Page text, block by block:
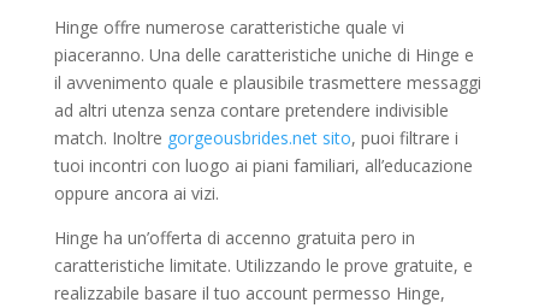
Hinge offre numerose caratteristiche quale vi
piaceranno. Una delle caratteristiche uniche di Hinge e
il avvenimento quale e plausibile trasmettere messaggi
ad altri utenza senza contare pretendere indivisible
match. Inoltre gorgeousbrides.net sito, puoi filtrare i
tuoi incontri con luogo ai piani familiari, all’educazione
oppure ancora ai vizi.
Hinge ha un’offerta di accenno gratuita pero in
caratteristiche limitate. Utilizzando le prove gratuite, e
realizzabile basare il tuo account permesso Hinge,